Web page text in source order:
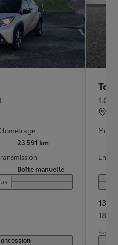
23 591 km
Boîte manuelle
1.0
Mise
13
184
En